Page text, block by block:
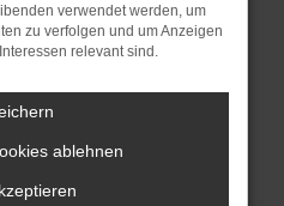
Schritte versucht
Wir werden versuchen,
Du kannst uns diesen
bei der Fehlersuche zu
verwendet werden, um
zu verfolgen und um Anzeigen
relevant sind.
ablehnen